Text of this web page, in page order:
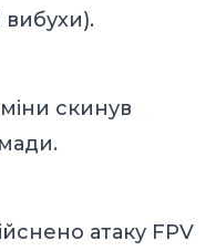
скинув
атаку FPV